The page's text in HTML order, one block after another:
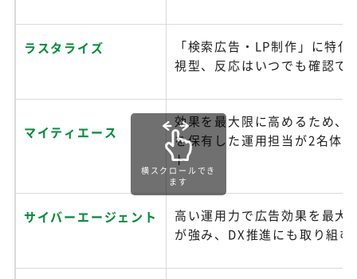
ラスタライズ
「検索広告・LP制作」に特
視型、反応はいつでも確認で
マイティエース
効果を最大限に高めるため、
を保有した運用担当が2名体
ト
サイバーエージェント
高い運用力で広告効果を最大
が強み、DX推進にも取り組む
横スクロールでき
ます